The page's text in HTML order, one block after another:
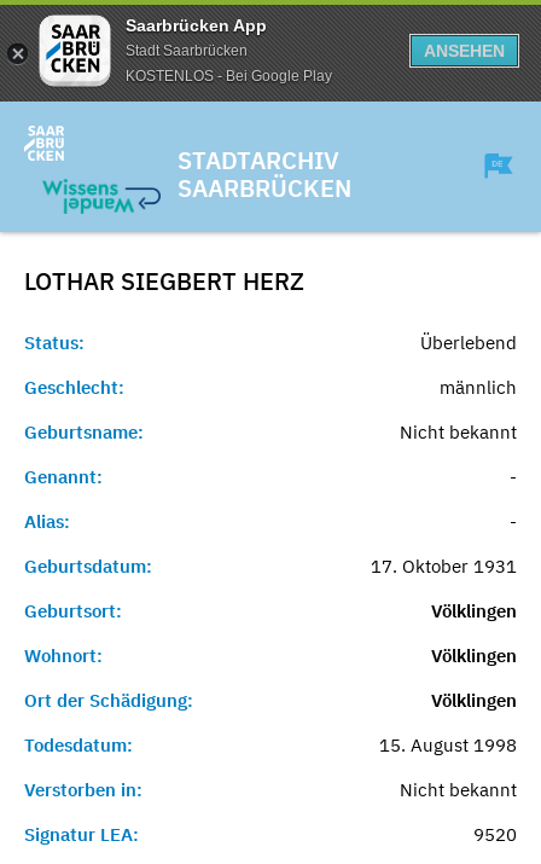
Saarbrücken App
Stadt Saarbrücken
KOSTENLOS - Bei Google Play
ANSEHEN
STADTARCHIV
SAARBRÜCKEN
LOTHAR SIEGBERT HERZ
Status:
Überlebend
Geschlecht:
männlich
Geburtsname:
Nicht bekannt
Genannt:
-
Alias:
-
Geburtsdatum:
17. Oktober 1931
Geburtsort:
Völklingen
Wohnort:
Völklingen
Ort der Schädigung:
Völklingen
Todesdatum:
15. August 1998
Verstorben in:
Nicht bekannt
Signatur LEA:
9520